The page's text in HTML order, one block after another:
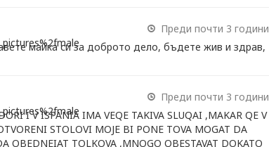
Преди почти 3 години
майка си за доброто дело, бъдете жив и здрав,
Преди почти 3 години
I V ISPANIA IMA VEQE TAKIVA SLUQAI ,MAKAR QE V
STOLOVI MOJE BI PONE TOVA MOGAT DA
OBEDNEIAT TOLKOVA ,MNOGO OBESTAVAT DOKATO